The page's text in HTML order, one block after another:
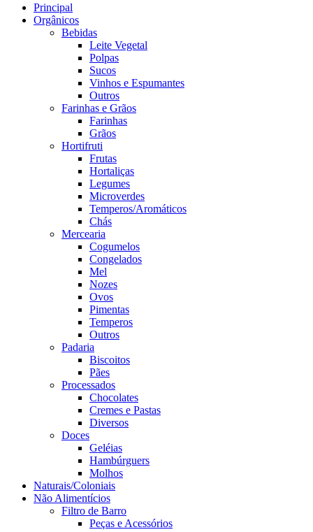
Principal
Orgânicos
Bebidas
Leite Vegetal
Polpas
Sucos
Vinhos e Espumantes
Outros
Farinhas e Grãos
Farinhas
Grãos
Hortifruti
Frutas
Hortaliças
Legumes
Microverdes
Temperos/Aromáticos
Chás
Mercearia
Cogumelos
Congelados
Mel
Nozes
Ovos
Pimentas
Temperos
Outros
Padaria
Biscoitos
Pães
Processados
Chocolates
Cremes e Pastas
Diversos
Doces
Geléias
Hambúrguers
Molhos
Naturais/Coloniais
Não Alimentícios
Filtro de Barro
Peças e Acessórios